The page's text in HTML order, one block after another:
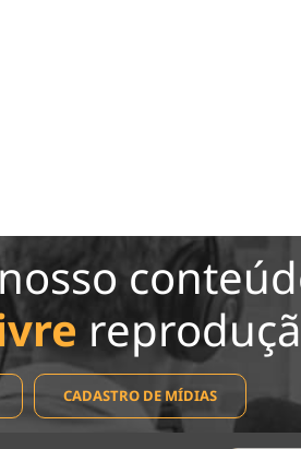
CADASTRO DE MÍDIAS